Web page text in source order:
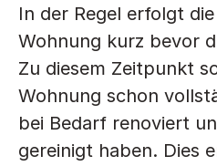
In der Regel erfolgt
Wohnung kurz bevor
Zu diesem Zeitpunkt
Wohnung schon
bei Bedarf renoviert
gereinigt haben. Dies